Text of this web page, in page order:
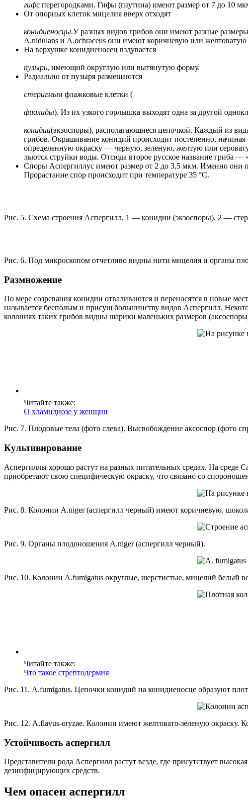
гифс перегородками. Гифы (паутина) имеют размер от 7 до 10
От опорных клеток мицелия вверх отходят
конидиеносцы.У разных видов грибов они имеют разные
А.nidulans и A.ochraceus они имеют коричневую или желтоватую
На верхушке конидиеносец вздувается
пузырь, имеющий округлую или вытянутую форму.
Радиально от пузыря размещаются
стеригмыи флажковые клетки (
фиалиды). Из их узкого горлышка выходят одна за другой
конидии(экзоспоры), располагающиеся цепочкой. Каждый из
грибов. Окрашивание конидий происходит постепенно,
определенную окраску — черную, зеленую, желтую или
льются струйки воды. Отсюда второе русское название гриба —
Споры Аспергиллус имеют размер от 2 до 3,5 мкм. Именно они
Прорастание спор происходит при температуре 35 °С.
Рис. 5. Схема строения Аспергилл. 1 — конидии (экзоспоры). 2 —
Рис. 6. Под микроскопом отчетливо видны нити мицелия и органы
Размножение
По мере созревания конидии отваливаются и переносятся в новые
называется бесполым и присущ большинству видов Аспергилл.
колониях таких грибов видны шарики маленьких размеров
Читайте также:
О хламидиозе у женщин
Рис. 7. Плодовые тела (фото слева). Высвобождение аксоспор (фото
Культивирование
Аспергиллы хорошо растут на разных питательных средах. На среде
приобретают свою специфическую окраску, что связано со
Рис. 8. Колонии A.niger (аспергилл черный) имеют коричневую,
Рис. 9. Органы плодоношения A.niger (аспергилл черный).
Рис. 10. Колонии A.fumigatus округлые, шерстистые, мицелий белый
Читайте также:
Что такое стрептодермия
Рис. 11. А.fumigatus. Цепочки конидий на конидиеносце образуют
Рис. 12. А.flavus-oryzae. Колонии имеют желтовато-зеленую окраску.
Устойчивость аспергилл
Представители рода Аспергилл растут везде, где присутствует
дезинфицирующих средств.
Чем опасен аспергилл